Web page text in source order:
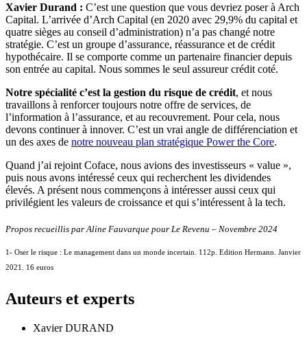
Xavier Durand : C’est une question que vous devriez poser à Arch
Capital. L’arrivée d’Arch Capital (en 2020 avec 29,9% du capital et
quatre sièges au conseil d’administration) n’a pas changé notre
stratégie. C’est un groupe d’assurance, réassurance et de crédit
hypothécaire. Il se comporte comme un partenaire financier depuis
son entrée au capital. Nous sommes le seul assureur crédit coté.
Notre spécialité c’est la gestion du risque de crédit, et nous
travaillons à renforcer toujours notre offre de services, de
l’information à l’assurance, et au recouvrement. Pour cela, nous
devons continuer à innover. C’est un vrai angle de différenciation et
un des axes de notre nouveau plan stratégique Power the Core.
Quand j’ai rejoint Coface, nous avions des investisseurs « value »,
puis nous avons intéressé ceux qui recherchent les dividendes
élevés. A présent nous commençons à intéresser aussi ceux qui
privilégient les valeurs de croissance et qui s’intéressent à la tech.
Propos recueillis par Aline Fauvarque pour Le Revenu – Novembre 2024
1- Oser le risque : Le management dans un monde incertain. 112p. Edition Hermann. Janvier
2021. 16 euros
Auteurs et experts
Xavier DURAND